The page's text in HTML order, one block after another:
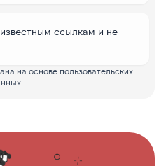
ссылкам и не
на основе пользовательских